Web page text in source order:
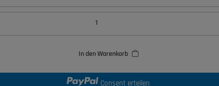
In den Warenkorb
Consent erteilen